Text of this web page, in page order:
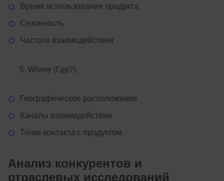
Время использования продукта
Сезонность
Частота взаимодействия
Where (Где?)
Географическое расположение
Каналы взаимодействия
Точки контакта с продуктом
Анализ конкурентов и
отраслевых исследований